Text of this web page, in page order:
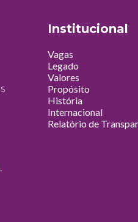
Institucional
Vagas
Legado
Valores
Propósito
História
Internacional
Relatório de